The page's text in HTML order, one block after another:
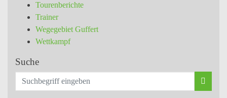
Tourenberichte
Trainer
Wegegebiet Guffert
Wettkampf
Suche